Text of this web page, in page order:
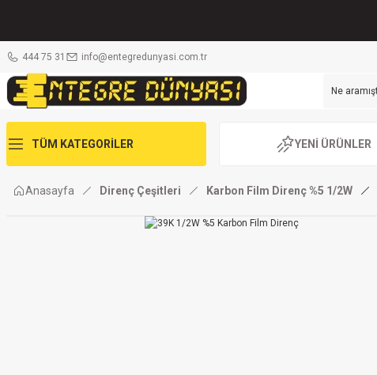
444 75 31 info@entegredunyasi.com.tr
TÜM KATEGORİLER YENİ ÜRÜNLER
Anasayfa Direnç Çeşitleri Karbon Film Direnç %5 1/2W